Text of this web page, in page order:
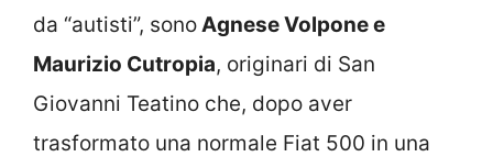
da “autisti”, sonoAgnese Volpone e
Maurizio Cutropia, originari di San
Giovanni Teatino che, dopo aver
trasformato una normale Fiat 500 in una